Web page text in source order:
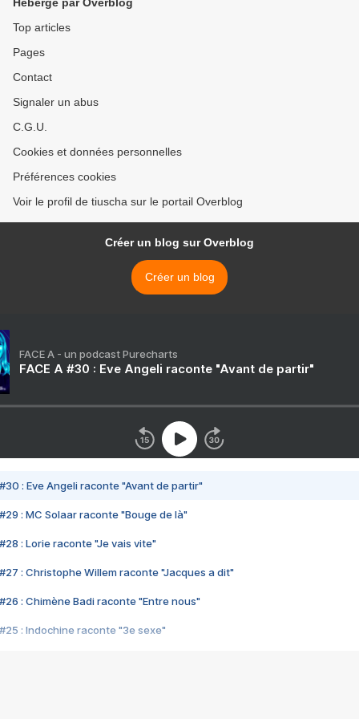
Top articles
Pages
Contact
Signaler un abus
C.G.U.
Cookies et données personnelles
Préférences cookies
Voir le profil de tiuscha sur le portail Overblog
Créer un blog sur Overblog
Créer un blog
FACE A - un podcast Purecharts
FACE A #30 : Eve Angeli raconte "Avant de partir"
#30 : Eve Angeli raconte "Avant de partir"
#29 : MC Solaar raconte "Bouge de là"
#28 : Lorie raconte "Je vais vite"
#27 : Christophe Willem raconte "Jacques a dit"
#26 : Chimène Badi raconte "Entre nous"
#25 : Indochine raconte "3e sexe"